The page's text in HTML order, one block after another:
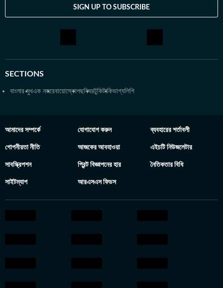
SIGN UP TO SUBSCRIBE
SECTIONS
বাংলার মুখএক নজরেবায়োস্কোপছবিঘরটুকিটাকিভাগ্যলিপি
আমাদের সম্পর্কে যোগাযোগ করুন ব্যবহারের শর্তাবলী
গোপনীয়তা নীতি আজকের আবহাওয়া এইচটি নিউজলেটার
সাবস্ক্রিপশন প্রিন্ট বিজ্ঞাপনের হার নৈতিকতার বিধি
সাইটম্যাপ আরএসএস ফিডস